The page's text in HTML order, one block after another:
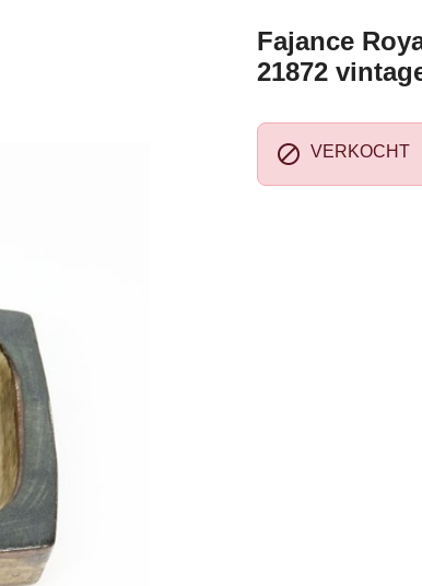
Fajance
21872
 VERKOCHT